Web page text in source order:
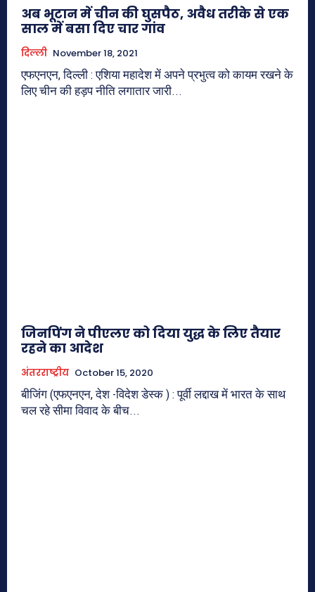
अब भूटान में चीन की घुसपैठ, अवैध तरीके से एक
साल में बसा दिए चार गांव
दिल्ली November 18, 2021
एफएनएन, दिल्ली : एशिया महादेश में अपने प्रभुत्व को कायम रखने के
लिए चीन की हड़प नीति लगातार जारी...
जिनपिंग ने पीएलए को दिया युद्ध के लिए तैयार
रहने का आदेश
अंतरराष्ट्रीय October 15, 2020
बीजिंग (एफएनएन, देश -विदेश डेस्क ) : पूर्वी लद्दाख में भारत के साथ
चल रहे सीमा विवाद के बीच...